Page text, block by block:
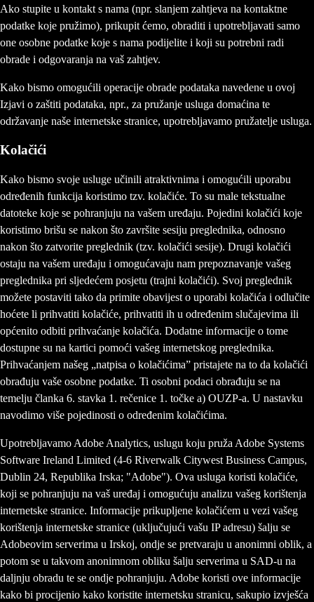
Ako stupite u kontakt s nama (npr. slanjem zahtjeva na kontaktne
podatke koje pružimo), prikupit ćemo, obraditi i upotrebljavati samo
one osobne podatke koje s nama podijelite i koji su potrebni radi
obrade i odgovaranja na vaš zahtjev.
Kako bismo omogućili operacije obrade podataka navedene u ovoj
Izjavi o zaštiti podataka, npr., za pružanje usluga domaćina te
održavanje naše internetske stranice, upotrebljavamo pružatelje usluga.
Kolačići
Kako bismo svoje usluge učinili atraktivnima i omogućili uporabu
određenih funkcija koristimo tzv. kolačiće. To su male tekstualne
datoteke koje se pohranjuju na vašem uređaju. Pojedini kolačići koje
koristimo brišu se nakon što završite sesiju preglednika, odnosno
nakon što zatvorite preglednik (tzv. kolačići sesije). Drugi kolačići
ostaju na vašem uređaju i omogućavaju nam prepoznavanje vašeg
preglednika pri sljedećem posjetu (trajni kolačići). Svoj preglednik
možete postaviti tako da primite obavijest o uporabi kolačića i odlučite
hoćete li prihvatiti kolačiće, prihvatiti ih u određenim slučajevima ili
općenito odbiti prihvaćanje kolačića. Dodatne informacije o tome
dostupne su na kartici pomoći vašeg internetskog preglednika.
Prihvaćanjem našeg „natpisa o kolačićima” pristajete na to da kolačići
obrađuju vaše osobne podatke. Ti osobni podaci obrađuju se na
temelju članka 6. stavka 1. rečenice 1. točke a) OUZP-a. U nastavku
navodimo više pojedinosti o određenim kolačićima.
Upotrebljavamo Adobe Analytics, uslugu koju pruža Adobe Systems
Software Ireland Limited (4-6 Riverwalk Citywest Business Campus,
Dublin 24, Republika Irska; "Adobe"). Ova usluga koristi kolačiće,
koji se pohranjuju na vaš uređaj i omogućuju analizu vašeg korištenja
internetske stranice. Informacije prikupljene kolačićem u vezi vašeg
korištenja internetske stranice (uključujući vašu IP adresu) šalju se
Adobeovim serverima u Irskoj, ondje se pretvaraju u anonimni oblik, a
potom se u takvom anonimnom obliku šalju serverima u SAD-u na
daljnju obradu te se ondje pohranjuju. Adobe koristi ove informacije
kako bi procijenio kako koristite internetsku stranicu, sakupio izvješća